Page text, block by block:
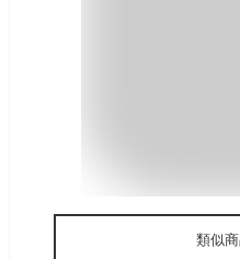
類似